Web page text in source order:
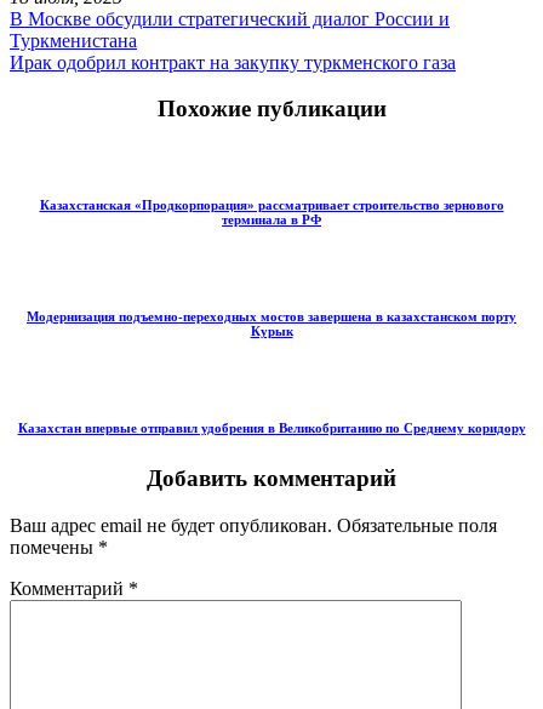
В Москве обсудили стратегический диалог России и
Туркменистана
Ирак одобрил контракт на закупку туркменского газа
Похожие публикации
Казахстанская «Продкорпорация» рассматривает строительство зернового
терминала в РФ
Модернизация подъемно-переходных мостов завершена в казахстанском порту
Курык
Казахстан впервые отправил удобрения в Великобританию по Среднему коридору
Добавить комментарий
Ваш адрес email не будет опубликован. Обязательные поля
помечены *
Комментарий *